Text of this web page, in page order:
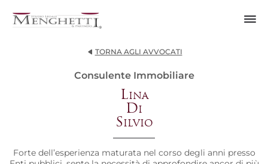
TORNA AGLI AVVOCATI
Consulente Immobiliare
Lina
Di
Silvio
Forte dell’esperienza maturata nel corso degli anni presso